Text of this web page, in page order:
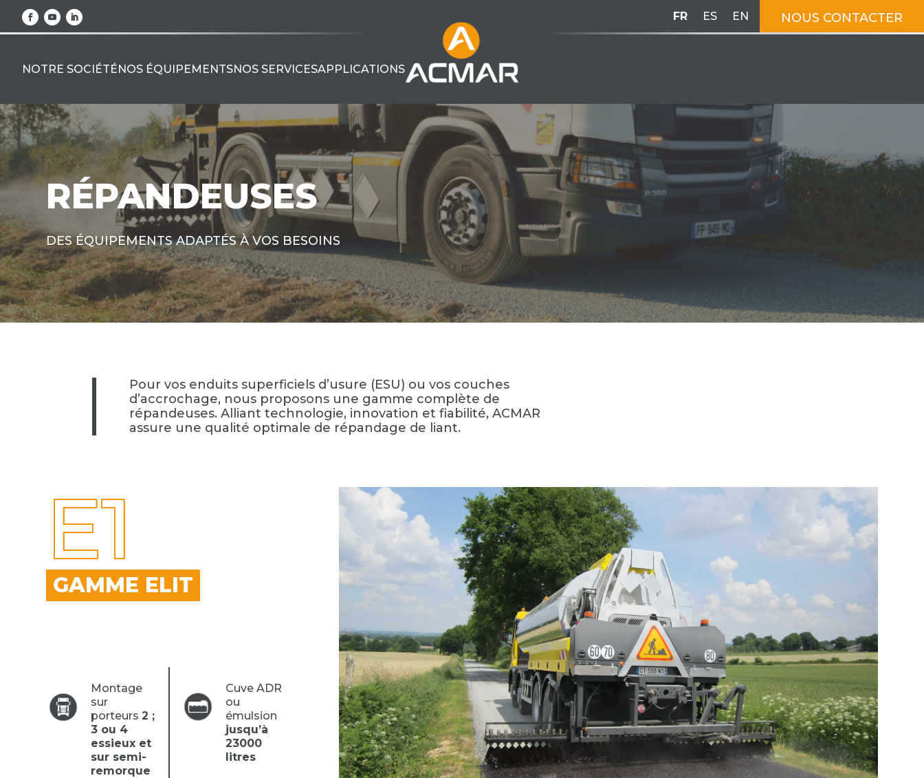
FR ES EN NOUS CONTACTER
NOTRE SOCIÉTÉNOS ÉQUIPEMENTSNOS SERVICESAPPLICATIONS
RÉPANDEUSES
DES ÉQUIPEMENTS ADAPTÉS À VOS BESOINS
Pour vos enduits superficiels d’usure (ESU) ou vos couches
d’accrochage, nous proposons une gamme complète de
répandeuses. Alliant technologie, innovation et fiabilité, ACMAR
assure une qualité optimale de répandage de liant.
E1
GAMME ELIT
Montage
sur
porteurs2 ;
3 ou 4
essieux et
sur semi-
remorque
Cuve ADR
ou
émulsion
jusqu’à
23000
litres